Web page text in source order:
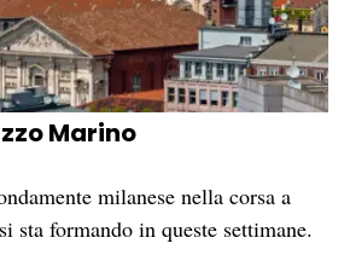
Marino
milanese nella corsa a
sta formando in queste settimane.